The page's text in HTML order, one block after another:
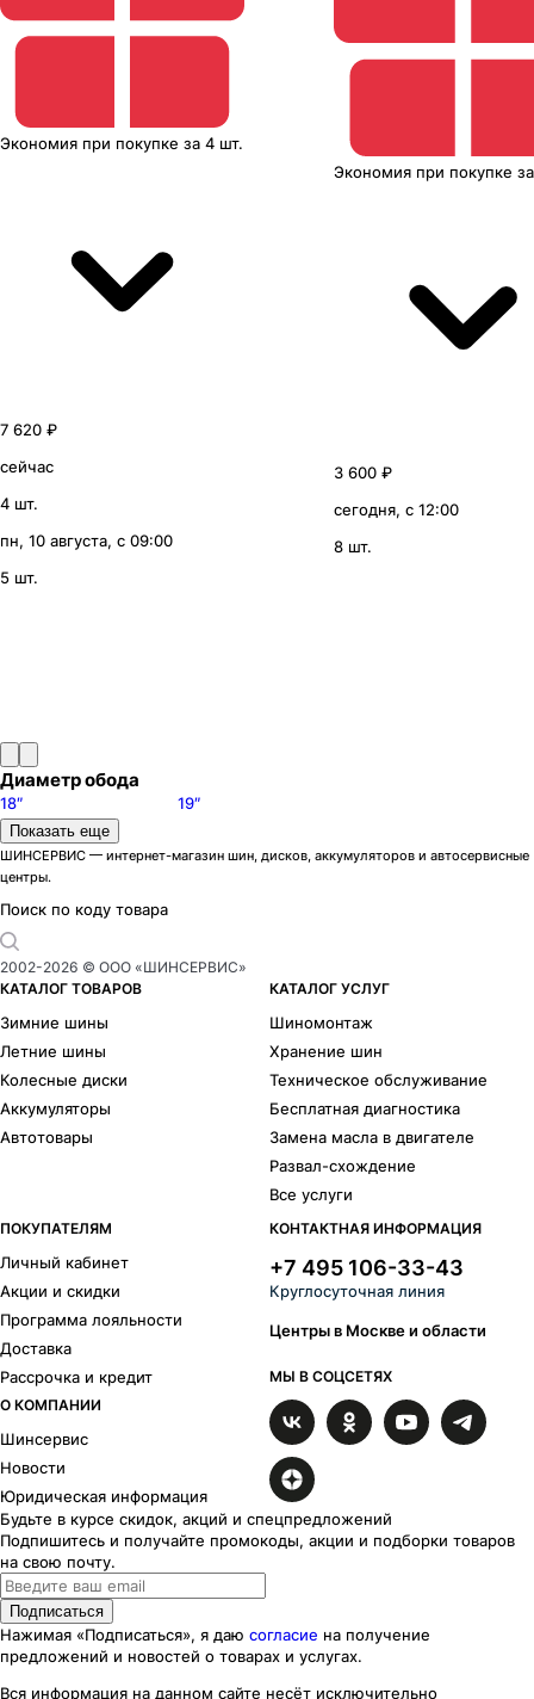
Экономия при покупке за 4 шт.
7 620 ₽
сейчас
4 шт.
пн, 10 августа, с 09:00
5 шт.
Экономия при покупке
3 600 ₽
сегодня, с 12:00
8 шт.
Диаметр обода
18″ 19″
Цвет
Черный Серебристый
Модели дисков MAK
Allianz 1
Apollo
Aria
5
Bimmer 2
DaVinci 68
Electra 12
Epica 1
Express 8
Fuoco 6
1
Highlands 25
Iguan
1
Kassel 13
Kent 2
King 6 1
Koenig 1
Koln
Leipzig
Lewis 2
Liberty
2
Load 5 13
Magma 17
Mark 13
Midlands 1
Milano 9
Показать еще
ШИНСЕРВИС — интернет-магазин шин, дисков, аккумуляторов и автосервисные
центры.
Поиск по коду товара
2002-2026 © ООО «ШИНСЕРВИС»
КАТАЛОГ ТОВАРОВ
Зимние шины
Летние шины
Колесные диски
Аккумуляторы
Автотовары
КАТАЛОГ УСЛУГ
Шиномонтаж
Хранение шин
Техническое обслуживание
Бесплатная диагностика
Замена масла в двигателе
Развал-схождение
Все услуги
ПОКУПАТЕЛЯМ
Личный кабинет
Акции и скидки
Программа лояльности
Доставка
Рассрочка и кредит
О КОМПАНИИ
Шинсервис
Новости
Юридическая информация
КОНТАКТНАЯ ИНФОРМАЦИЯ
+7 495 106-33-43
Круглосуточная линия
Центры в Москве и области
МЫ В СОЦСЕТЯХ
Будьте в курсе скидок, акций и спецпредложений
Подпишитесь и получайте промокоды, акции и подборки товаров
на свою почту.
Подписаться
Нажимая «Подписаться», я даю согласие на получение
предложений и новостей о товарах и услугах.
Вся информация на данном сайте несёт исключительно